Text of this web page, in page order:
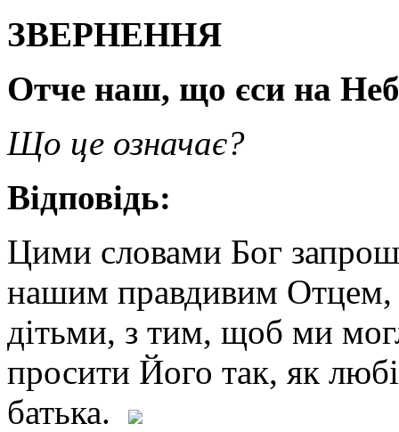
ЗBEPHEHHЯ
Отче наш, що єси на
Що це означає?
Відповідь:
Цими словами Бог
нашим правдивим
дітьми, з тим, щоб ми
просити Його так, як
батька.